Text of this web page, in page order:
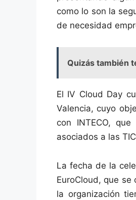
como lo son la
de necesidad
Quizás también
El IV Cloud Day
Valencia, cuyo
con INTECO,
asociados a las
La fecha de la
EuroCloud, que
la organización